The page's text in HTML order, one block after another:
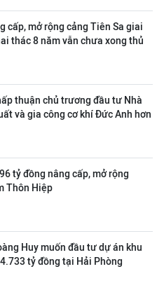
cấp, mở rộng cảng Tiên Sa giai
thác 8 năm vẫn chưa xong thủ
thuận chủ trương đầu tư Nhà
và gia công cơ khí Đức Anh hơn
tỷ đồng nâng cấp, mở rộng
Thôn Hiệp
Huy muốn đầu tư dự án khu
tỷ đồng tại Hải Phòng